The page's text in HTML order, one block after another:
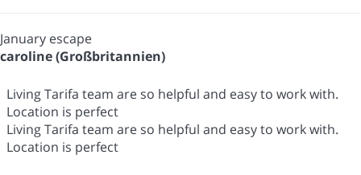
January escape
caroline (Großbritannien)
Living Tarifa team are so helpful and easy to work with.
Location is perfect
Living Tarifa team are so helpful and easy to work with.
Location is perfect